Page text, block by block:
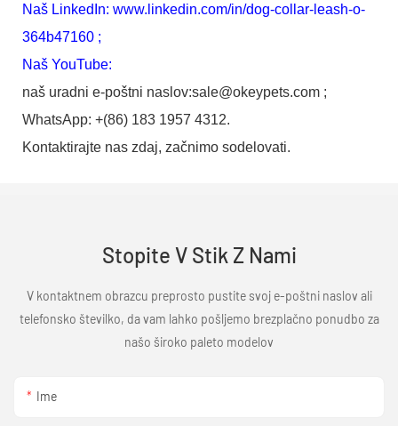
Naš LinkedIn: www.linkedin.com/in/dog-collar-leash-o-
364b47160 ;
Naš YouTube:
naš uradni e-poštni naslov:sale@okeypets.com ;
WhatsApp: +(86) 183 1957 4312.
Kontaktirajte nas zdaj, začnimo sodelovati.
Stopite V Stik Z Nami
V kontaktnem obrazcu preprosto pustite svoj e-poštni naslov ali
telefonsko številko, da vam lahko pošljemo brezplačno ponudbo za
našo široko paleto modelov
Ime